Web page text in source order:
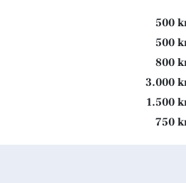
500
500
800
3.000
1.500
750